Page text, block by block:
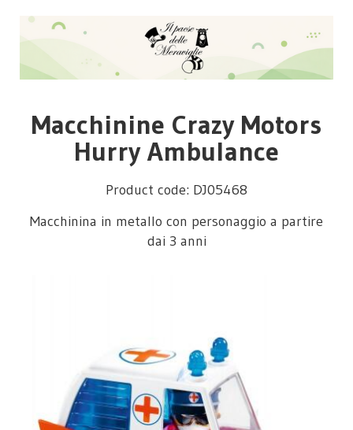
Macchinine Crazy Motors
Hurry Ambulance
Product code: DJ05468
Macchinina in metallo con personaggio a partire
dai 3 anni